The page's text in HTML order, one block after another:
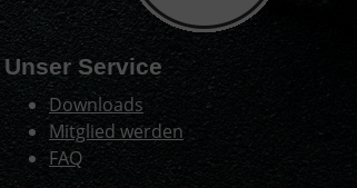
Unser Service
Downloads
Mitglied werden
FAQ